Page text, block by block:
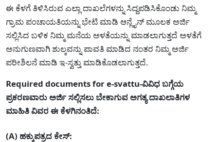
ಈ ಕೆಳಗೆ ತಿಳಿಸಿರುವ ಎಲ್ಲಾ ದಾಖಲೆಗಳನ್ನು ಸಿದ್ದಪಡಿಸಿಕೊಂಡು ನಿಮ್ಮ
ಗ್ರಾಮ ಪಂಚಾಯತಿಯನ್ನು ಭೇಟಿ ಮಾಡಿ ಆನ್ಲೈನ್ ಮೂಲಕ ಅರ್ಜಿ
ಸಲ್ಲಿಸಿದ ಬಳಿಕ ನಿಮ್ಮ ಮನೆಯ ಅಳತೆಯನ್ನು ಮಾಡಲಾಗುತ್ತದೆ ಅಳತೆಗೆ
ಅನುಗುಣವಾಗಿ ಶುಲ್ಕವನ್ನು ಪಾವತಿ ಮಾಡಿದ ನಂತರ ನಿಮ್ಮ ಅರ್ಜಿ
ಪರೀಶಿಲನೆ ಮಾಡಿ ಇ-ಸ್ವತ್ತು ಮಾಡಿಕೊಡಲಾಗುತ್ತದೆ.
Required documents for e-svattu-ವಿವಿಧ ಬಗ್ಗೆಯ
ಪ್ರಕರಣವಾರು ಅರ್ಜಿ ಸಲ್ಲಿಸಲು ಬೇಕಾಗುವ ಅಗತ್ಯ ದಾಖಲಾತಿಗಳ
ಮಾಹಿತಿ ವಿವರ ಈ ಕೆಳಗಿನಂತಿದೆ:
(A) ಹಕ್ಕುಪತ್ರದ ಕೇಸ್: